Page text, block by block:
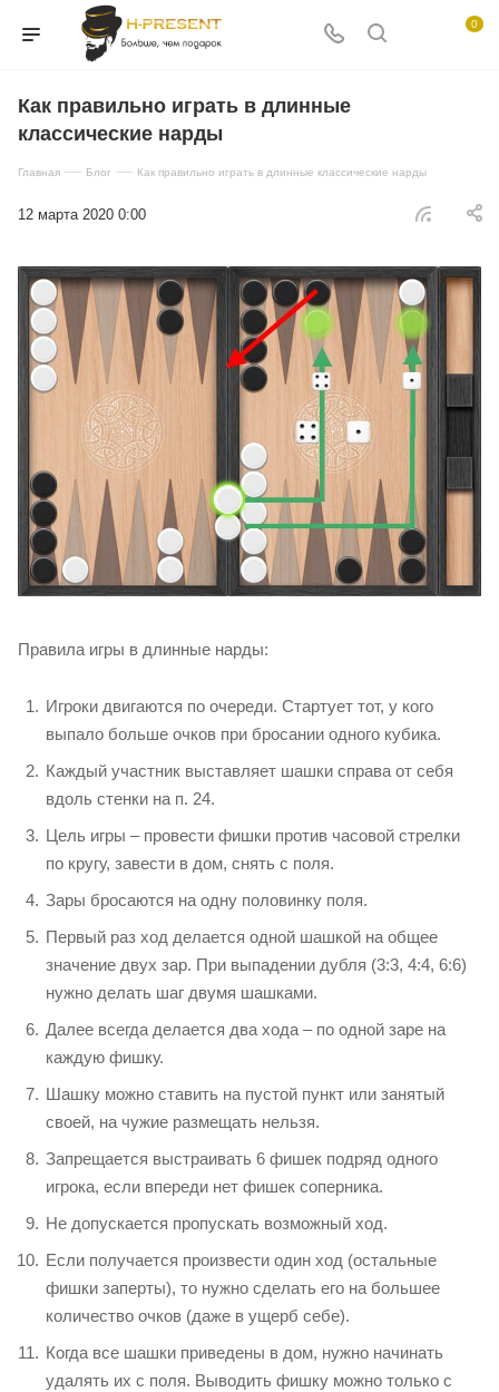
0
Как правильно играть в длинные
классические нарды
Главная — Блог — Как правильно играть в длинные классические нарды
12 марта 2020 0:00
Правила игры в длинные нарды:
Игроки двигаются по очереди. Стартует тот, у кого
выпало больше очков при бросании одного кубика.
Каждый участник выставляет шашки справа от себя
вдоль стенки на п. 24.
Цель игры – провести фишки против часовой стрелки
по кругу, завести в дом, снять с поля.
Зары бросаются на одну половинку поля.
Первый раз ход делается одной шашкой на общее
значение двух зар. При выпадении дубля (3:3, 4:4, 6:6)
нужно делать шаг двумя шашками.
Далее всегда делается два хода – по одной заре на
каждую фишку.
Шашку можно ставить на пустой пункт или занятый
своей, на чужие размещать нельзя.
Запрещается выстраивать 6 фишек подряд одного
игрока, если впереди нет фишек соперника.
Не допускается пропускать возможный ход.
Если получается произвести один ход (остальные
фишки заперты), то нужно сделать его на большее
количество очков (даже в ущерб себе).
Когда все шашки приведены в дом, нужно начинать
удалять их с поля. Выводить фишку можно только с